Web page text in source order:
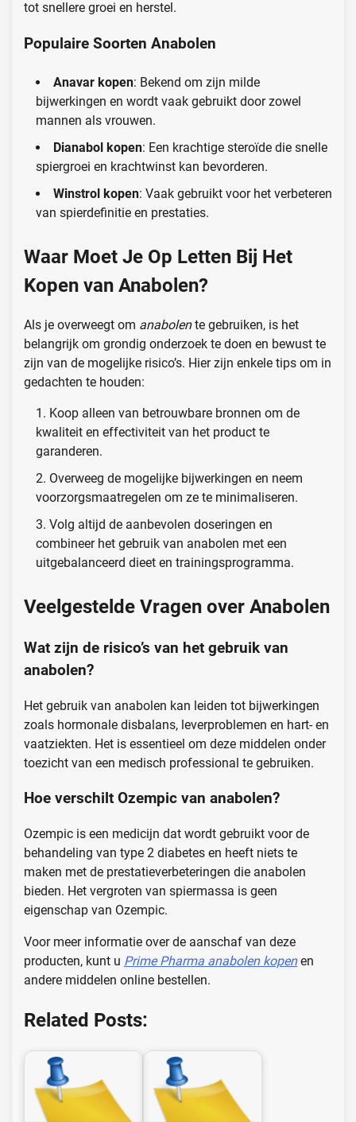
tot snellere groei en herstel.
Populaire Soorten Anabolen
Anavar kopen: Bekend om zijn milde
bijwerkingen en wordt vaak gebruikt door zowel
mannen als vrouwen.
Dianabol kopen: Een krachtige steroïde die snelle
spiergroei en krachtwinst kan bevorderen.
Winstrol kopen: Vaak gebruikt voor het verbeteren
van spierdefinitie en prestaties.
Waar Moet Je Op Letten Bij Het
Kopen van Anabolen?
Als je overweegt om anabolente gebruiken, is het
belangrijk om grondig onderzoek te doen en bewust te
zijn van de mogelijke risico’s. Hier zijn enkele tips om in
gedachten te houden:
Koop alleen van betrouwbare bronnen om de
kwaliteit en effectiviteit van het product te
garanderen.
Overweeg de mogelijke bijwerkingen en neem
voorzorgsmaatregelen om ze te minimaliseren.
Volg altijd de aanbevolen doseringen en
combineer het gebruik van anabolen met een
uitgebalanceerd dieet en trainingsprogramma.
Veelgestelde Vragen over Anabolen
Wat zijn de risico’s van het gebruik van
anabolen?
Het gebruik van anabolen kan leiden tot bijwerkingen
zoals hormonale disbalans, leverproblemen en hart- en
vaatziekten. Het is essentieel om deze middelen onder
toezicht van een medisch professional te gebruiken.
Hoe verschilt Ozempic van anabolen?
Ozempic is een medicijn dat wordt gebruikt voor de
behandeling van type 2 diabetes en heeft niets te
maken met de prestatieverbeteringen die anabolen
bieden. Het vergroten van spiermassa is geen
eigenschap van Ozempic.
Voor meer informatie over de aanschaf van deze
producten, kunt u Prime Pharma anabolen kopenen
andere middelen online bestellen.
Related Posts: